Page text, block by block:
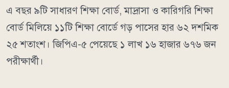
এ বছর ৯টি সাধারণ শিক্ষা বোর্ড, মাদ্রাসা ও কারিগরি শিক্ষা
বোর্ড মিলিয়ে ১১টি শিক্ষা বোর্ডে গড় পাসের হার ৬২ দশমিক
২৫ শতাংশ। জিপিএ-৫ পেয়েছে ১ লাখ ১৬ হাজার ৬৭৬ জন
পরীক্ষার্থী।